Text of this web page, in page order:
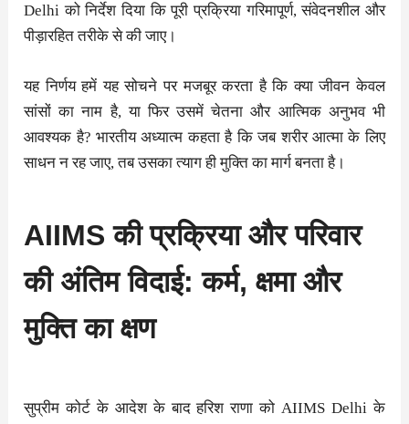
Delhi को निर्देश दिया कि पूरी प्रक्रिया गरिमापूर्ण, संवेदनशील और
पीड़ारहित तरीके से की जाए।
यह निर्णय हमें यह सोचने पर मजबूर करता है कि क्या जीवन केवल
सांसों का नाम है, या फिर उसमें चेतना और आत्मिक अनुभव भी
आवश्यक है? भारतीय अध्यात्म कहता है कि जब शरीर आत्मा के लिए
साधन न रह जाए, तब उसका त्याग ही मुक्ति का मार्ग बनता है।
AIIMS की प्रक्रिया और परिवार
की अंतिम विदाई: कर्म, क्षमा और
मुक्ति का क्षण
सुप्रीम कोर्ट के आदेश के बाद हरिश राणा को AIIMS Delhi के